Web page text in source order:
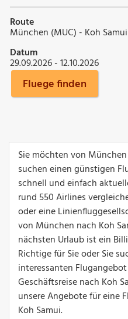
Route
München (MUC) - Koh
Datum
29.09.2026 - 12.10.2026
Fluege finden
Sie möchten von
suchen einen günstigen
schnell und einfach
rund 550 Airlines
oder eine
von München nach Koh
nächsten Urlaub ist ein
Richtige für Sie oder Sie
interessanten
Geschäftsreise nach Koh
unsere Angebote für eine
Koh Samui.